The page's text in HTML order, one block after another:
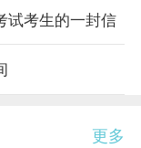
试考生的一封信
更多